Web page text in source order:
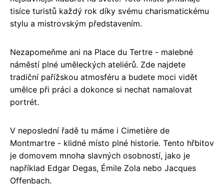
tisíce turistů každý rok díky svému charismatickému
stylu a mistrovským představením.
Nezapomeňme ani na Place du Tertre - malebné
náměstí plné uměleckých ateliérů. Zde najdete
tradiční pařížskou atmosféru a budete moci vidět
umělce při práci a dokonce si nechat namalovat
portrét.
V neposlední řadě tu máme i Cimetière de
Montmartre - klidné místo plné historie. Tento hřbitov
je domovem mnoha slavných osobností, jako je
například Edgar Degas, Émile Zola nebo Jacques
Offenbach.